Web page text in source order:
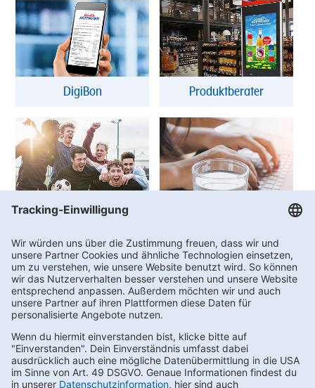
DigiBon Produktberater
Vereinswelt
Kontakt